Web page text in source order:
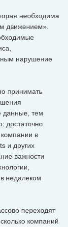
необходима
движением».
нарушение
принимать
данные, тем
достаточно
компании в
и других
важности
недалеком
переходят
компаний